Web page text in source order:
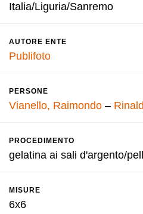
Italia/Liguria/Sanremo
AUTORE ENTE
Publifoto
PERSONE
Vianello, Raimondo –
PROCEDIMENTO
gelatina ai sali d'argento/
MISURE
6x6